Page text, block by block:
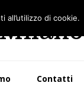
Contatti
all’utilizzo di cookie.